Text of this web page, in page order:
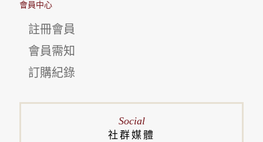
會員中心
註冊會員
會員需知
訂購紀錄
Social
社群媒體